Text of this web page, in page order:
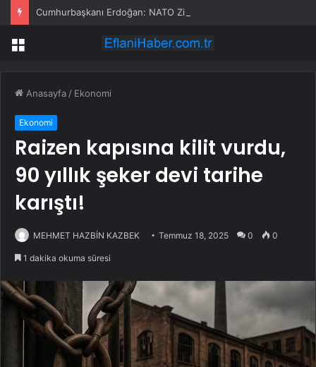
Menü
Anasayfa / Ekonomi
Ekonomi
Raizen kapısına kilit vurdu,
90 yıllık şeker devi tarihe
karıştı!
MEHMET HAZBİN KAZBEK Temmuz 18, 2025 0 0
1 dakika okuma süresi